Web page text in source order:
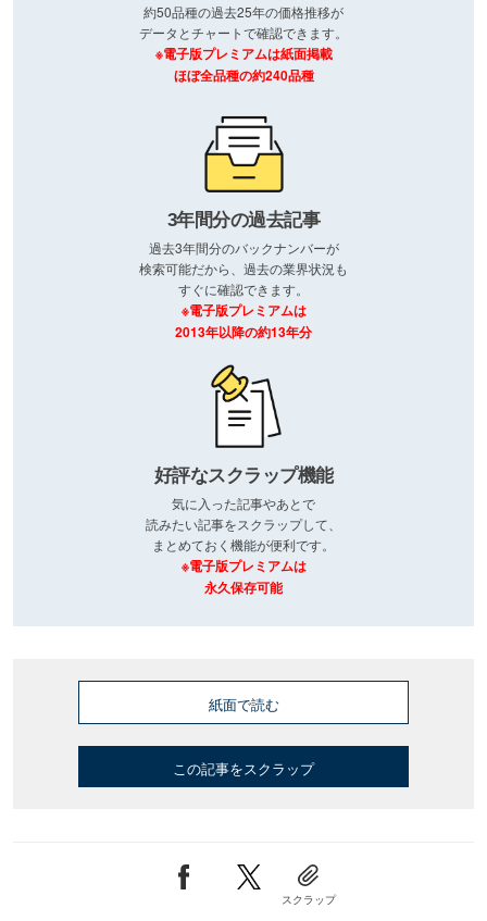
約50品種の過去25年の価格推移が
データとチャートで確認できます。
※電子版プレミアムは紙面掲載
ほぼ全品種の約240品種
3年間分の過去記事
過去3年間分のバックナンバーが
検索可能だから、過去の業界状況も
すぐに確認できます。
※電子版プレミアムは
2013年以降の約13年分
好評なスクラップ機能
気に入った記事やあとで
読みたい記事をスクラップして、
まとめておく機能が便利です。
※電子版プレミアムは
永久保存可能
紙面で読む
この記事をスクラップ
スクラップ